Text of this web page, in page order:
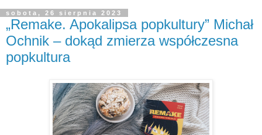
sobota, 26 sierpnia 2023
„Remake. Apokalipsa popkultury” Michał
Ochnik – dokąd zmierza współczesna
popkultura